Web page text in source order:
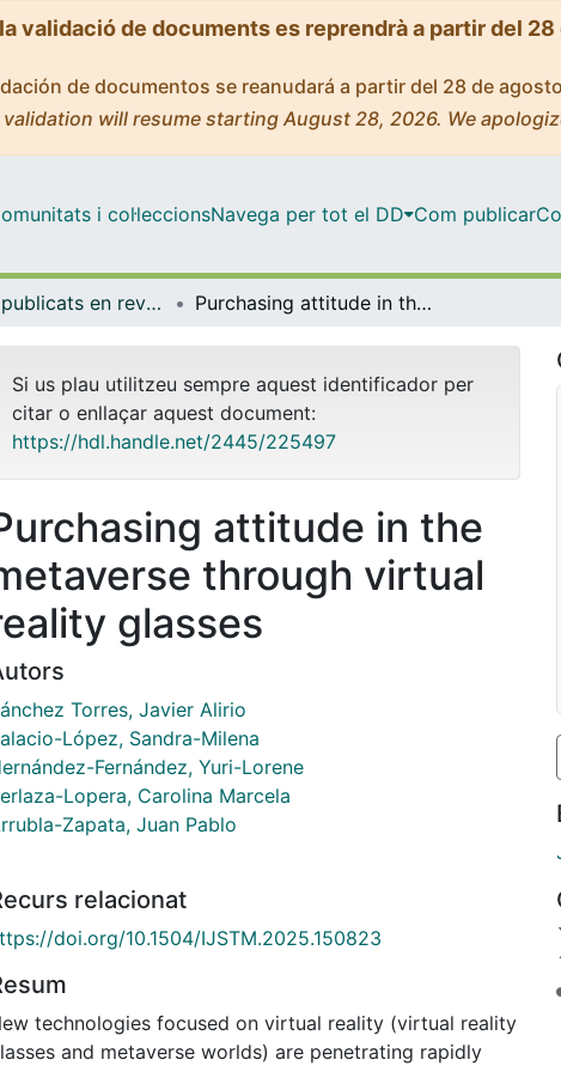
validació de documents es reprendrà a partir del
de documentos se reanudará a partir del 28 de
will resume starting August 28, 2026. We
i col·leccionsNavega per tot el DD Com publicar
Articles publicats en revistes (Empresa) Purchasing attitude in the metaverse through virtual reality glasses
Si us plau utilitzeu sempre aquest identificador per
citar o enllaçar aquest document:
https://hdl.handle.net/2445/225497
attitude in the
through virtual
glasses
Torres, Javier Alirio
López, Sandra-Milena
Fernández, Yuri-Lorene
Lopera, Carolina Marcela
Zapata, Juan Pablo
relacionat
doi.org/10.1504/IJSTM.2025.150823
technologies focused on virtual reality (virtual reality
and metaverse worlds) are penetrating rapidly